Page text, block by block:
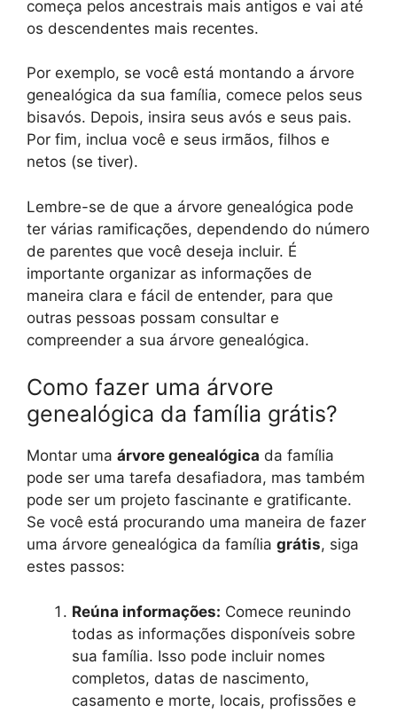
começa pelos ancestrais mais antigos e vai até
os descendentes mais recentes.
Por exemplo, se você está montando a árvore
genealógica da sua família, comece pelos seus
bisavós. Depois, insira seus avós e seus pais.
Por fim, inclua você e seus irmãos, filhos e
netos (se tiver).
Lembre-se de que a árvore genealógica pode
ter várias ramificações, dependendo do número
de parentes que você deseja incluir. É
importante organizar as informações de
maneira clara e fácil de entender, para que
outras pessoas possam consultar e
compreender a sua árvore genealógica.
Como fazer uma árvore
genealógica da família grátis?
Montar uma árvore genealógica da família
pode ser uma tarefa desafiadora, mas também
pode ser um projeto fascinante e gratificante.
Se você está procurando uma maneira de fazer
uma árvore genealógica da família grátis, siga
estes passos:
Reúna informações: Comece reunindo
todas as informações disponíveis sobre
sua família. Isso pode incluir nomes
completos, datas de nascimento,
casamento e morte, locais, profissões e